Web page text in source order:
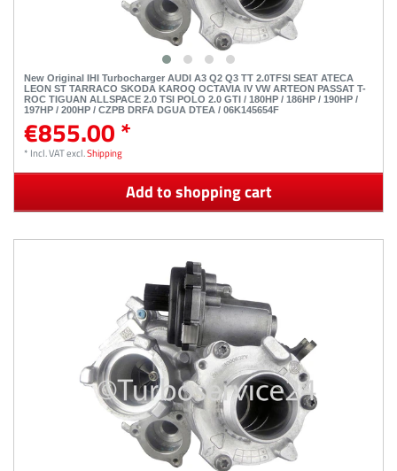
New Original IHI Turbocharger AUDI A3 Q2 Q3 TT 2.0TFSI SEAT ATECA
LEON ST TARRACO SKODA KAROQ OCTAVIA IV VW ARTEON PASSAT T-
ROC TIGUAN ALLSPACE 2.0 TSI POLO 2.0 GTI / 180HP / 186HP / 190HP /
197HP / 200HP / CZPB DRFA DGUA DTEA / 06K145654F
€855.00 *
* Incl. VATexcl.Shipping
Add to shopping cart